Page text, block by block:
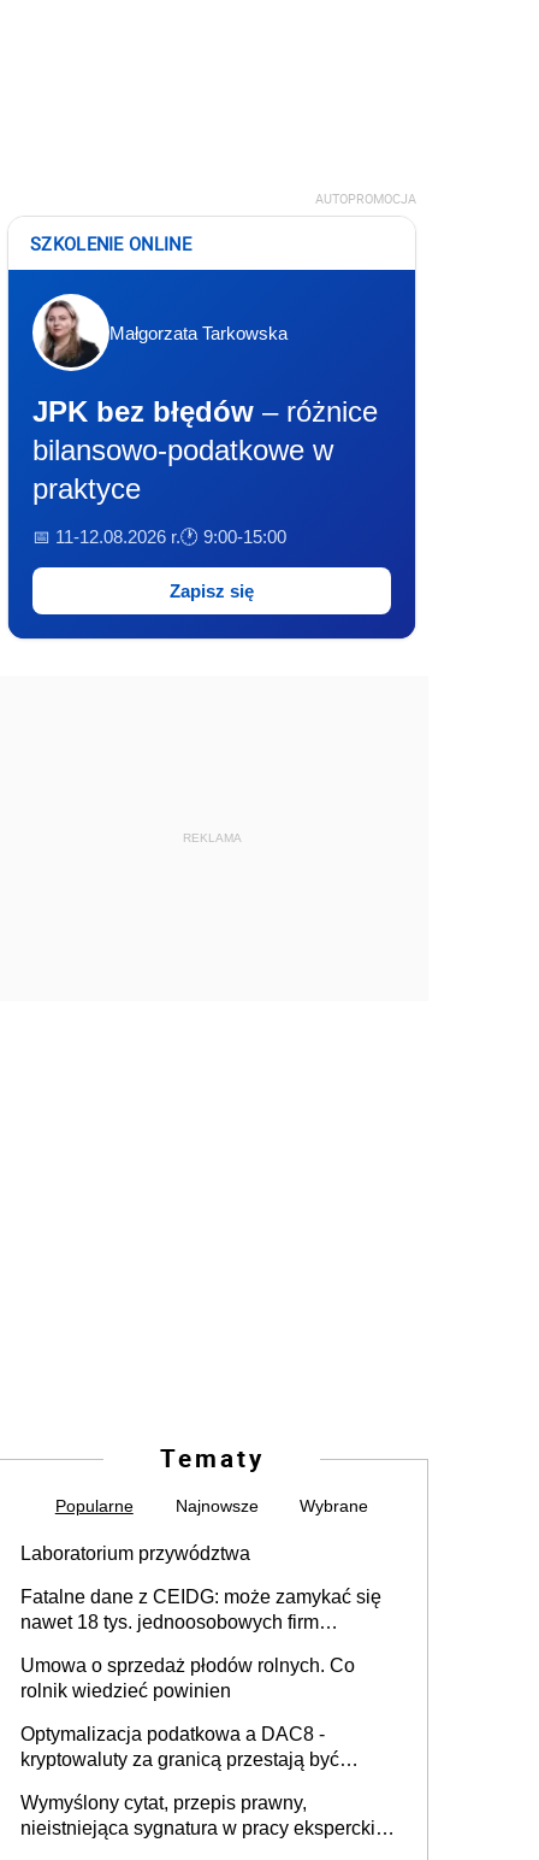
AUTOPROMOCJA
SZKOLENIE ONLINE
Małgorzata Tarkowska
JPK bez błędów – różnice
bilansowo-podatkowe w
praktyce
📅 11-12.08.2026 r.🕐 9:00-15:00
Zapisz się
REKLAMA
Tematy
Popularne Najnowsze Wybrane
Laboratorium przywództwa
Fatalne dane z CEIDG: może zamykać się
nawet 18 tys. jednoosobowych firm
Umowa o sprzedaż płodów rolnych. Co
rolnik wiedzieć powinien
Optymalizacja podatkowa a DAC8 -
kryptowaluty za granicą przestają być
Wymyślony cytat, przepis prawny,
nieistniejąca sygnatura w pracy eksperckiej -